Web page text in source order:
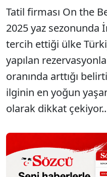
Tatil firması On the
2025 yaz
tercih ettiği ülke
yapılan
oranında arttığı
ilginin en yoğun
olarak dikkat çekiyor..